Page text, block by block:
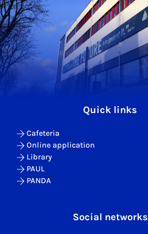
Quick links
Cafeteria
Online application
Library
PAUL
PANDA
Social networks